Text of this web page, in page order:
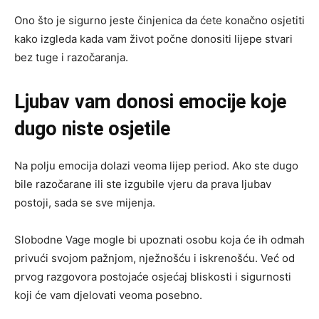
Ono što je sigurno jeste činjenica da ćete konačno osjetiti
kako izgleda kada vam život počne donositi lijepe stvari
bez tuge i razočaranja.
Ljubav vam donosi emocije koje
dugo niste osjetile
Na polju emocija dolazi veoma lijep period. Ako ste dugo
bile razočarane ili ste izgubile vjeru da prava ljubav
postoji, sada se sve mijenja.
Slobodne Vage mogle bi upoznati osobu koja će ih odmah
privući svojom pažnjom, nježnošću i iskrenošću. Već od
prvog razgovora postojaće osjećaj bliskosti i sigurnosti
koji će vam djelovati veoma posebno.